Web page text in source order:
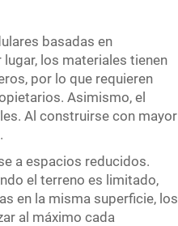
basadas en
los materiales tienen
por lo que requieren
Asimismo, el
Al construirse con mayor
a espacios reducidos.
el terreno es limitado,
en la misma superficie, los
al máximo cada